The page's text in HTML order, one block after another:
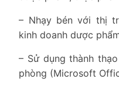
– Nhạy bén với thị
kinh doanh dược
– Sử dụng thành
phòng (Microsoft